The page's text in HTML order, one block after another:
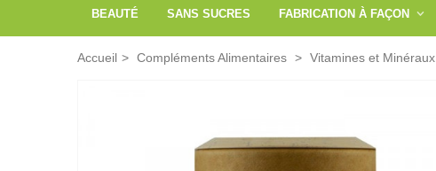
BEAUTÉ SANS SUCRES FABRICATION À FAÇON
Accueil > Compléments Alimentaires > Vitamines et Minéraux